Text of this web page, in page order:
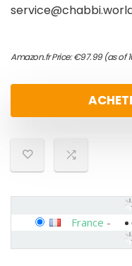
Amazon.fr Price:€97.99(as of
France -